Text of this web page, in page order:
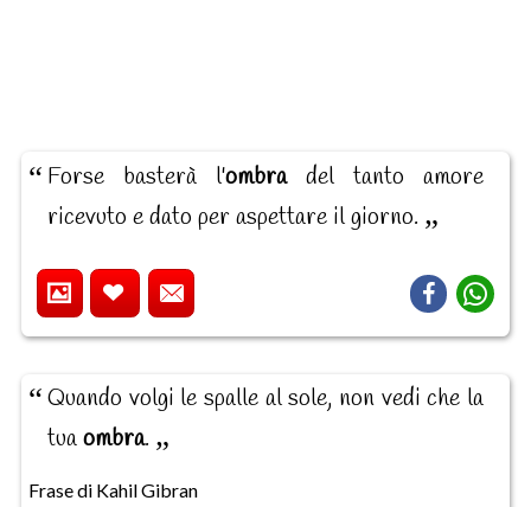
Forse basterà l'ombradel tanto amore
ricevuto e dato per aspettare il giorno.
Quando volgi le spalle al sole, non vedi che la
tuaombra.
Frase di Kahil Gibran